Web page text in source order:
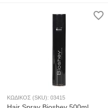
ΚΩΔΙΚΟΣ (SKU): 03415